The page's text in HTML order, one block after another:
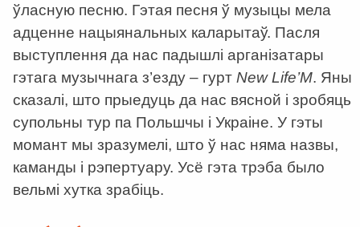
ўласную песню. Гэтая песня ў музыцы мела
адценне нацыянальных каларытаў. Пасля
выступлення да нас падышлі арганізатары
гэтага музычнага з’езду – гурт New Life’M. Яны
сказалі, што прыедуць да нас вясной і зробяць
супольны тур па Польшчы і Украіне. У гэты
момант мы зразумелі, што ў нас няма назвы,
каманды і рэпертуару. Усё гэта трэба было
вельмі хутка зрабіць.